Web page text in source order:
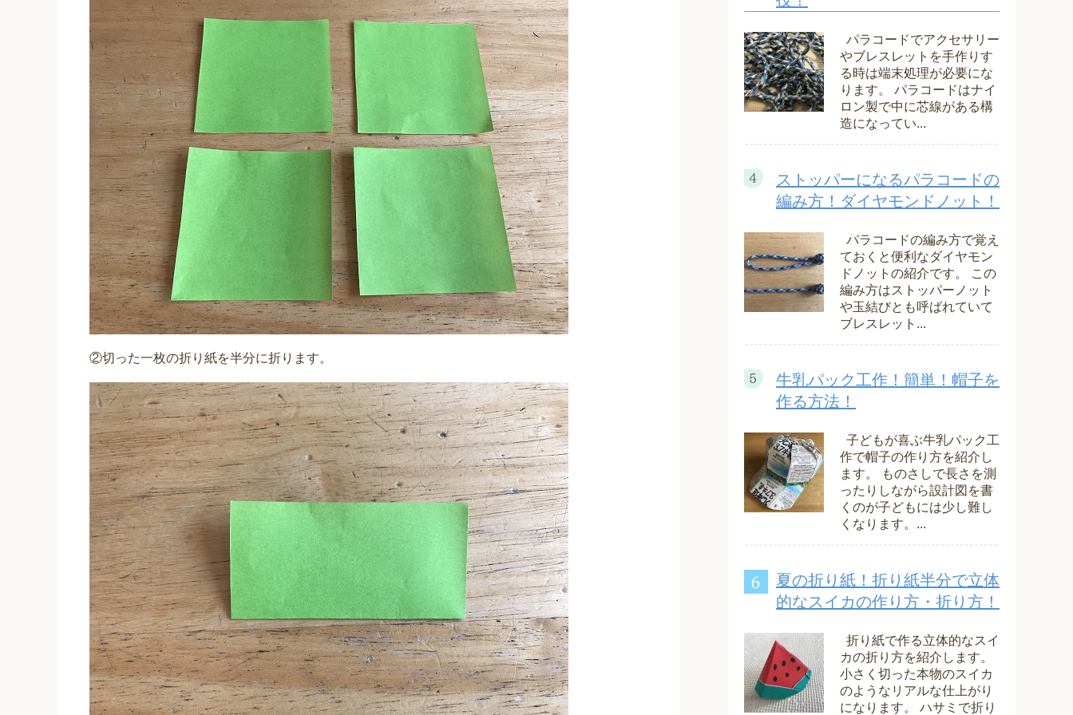
②切った一枚の折り紙を半分に折ります。
パラコードでアクセサリー
やブレスレットを手作りす
る時は端末処理が必要にな
ります。 パラコードはナイ
ロン製で中に芯線がある構
造になってい...
ストッパーになるパラコードの
編み方！ダイヤモンドノット！
パラコードの編み方で覚え
ておくと便利なダイヤモン
ドノットの紹介です。 この
編み方はストッパーノット
や玉結びとも呼ばれていて
ブレスレット...
牛乳パック工作！簡単！帽子を
作る方法！
子どもが喜ぶ牛乳パック工
作で帽子の作り方を紹介し
ます。 ものさしで長さを測
ったりしながら設計図を書
くのが子どもには少し難し
くなります。...
夏の折り紙！折り紙半分で立体
的なスイカの作り方・折り方！
折り紙で作る立体的なスイ
カの折り方を紹介します。
小さく切った本物のスイカ
のようなリアルな仕上がり
になります。 ハサミで折り